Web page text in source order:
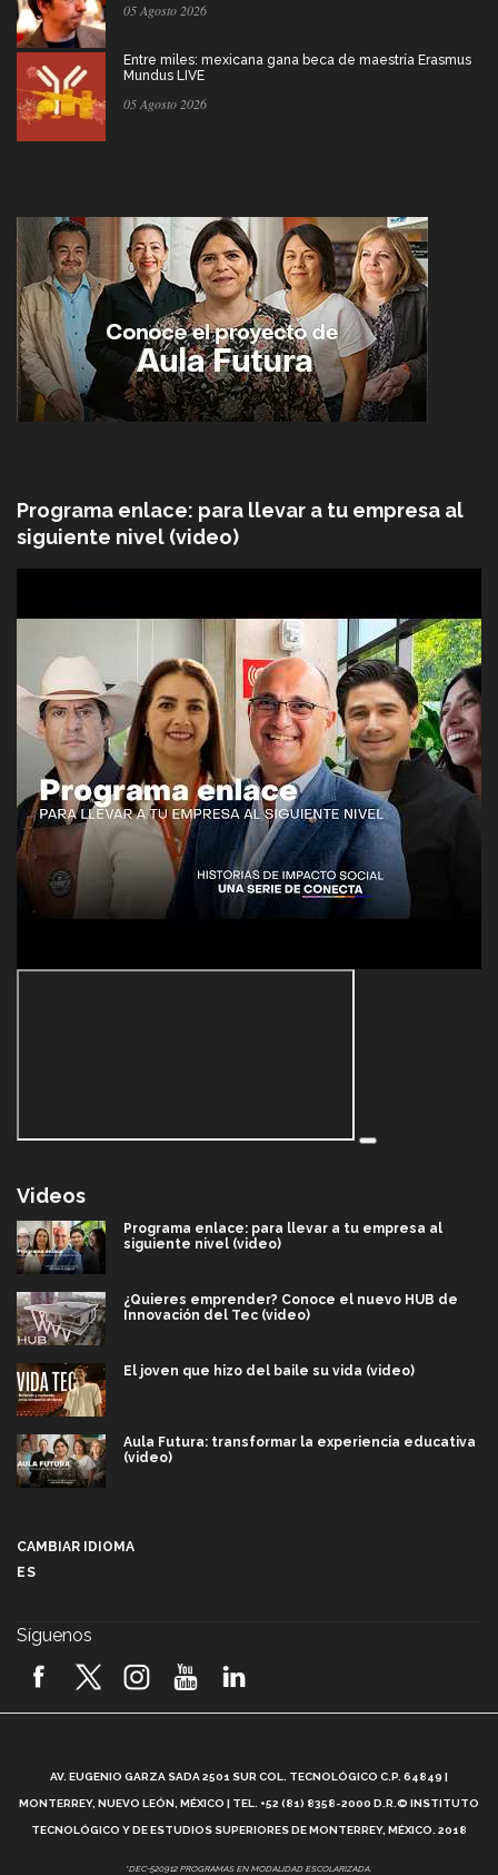
05 Agosto 2026
Entre miles: mexicana gana beca de maestría Erasmus
Mundus LIVE
05 Agosto 2026
Programa enlace: para llevar a tu empresa al
siguiente nivel (video)
Videos
Programa enlace: para llevar a tu empresa al
siguiente nivel (video)
¿Quieres emprender? Conoce el nuevo HUB de
Innovación del Tec (video)
El joven que hizo del baile su vida (video)
Aula Futura: transformar la experiencia educativa
(video)
2026! (video)
¿Cómo es el Modelo Educativo Tec? (video)
Vida Tec: Feminismo e Inteligencia Artificial, Paola
CAMBIAR IDIOMA
ES
Síguenos
AV. EUGENIO GARZA SADA 2501 SUR COL. TECNOLÓGICO C.P. 64849 |
MONTERREY, NUEVO LEÓN, MÉXICO | TEL. +52 (81) 8358-2000 D.R.© INSTITUTO
TECNOLÓGICO Y DE ESTUDIOS SUPERIORES DE MONTERREY, MÉXICO. 2018
*DEC-520912 PROGRAMAS EN MODALIDAD ESCOLARIZADA.